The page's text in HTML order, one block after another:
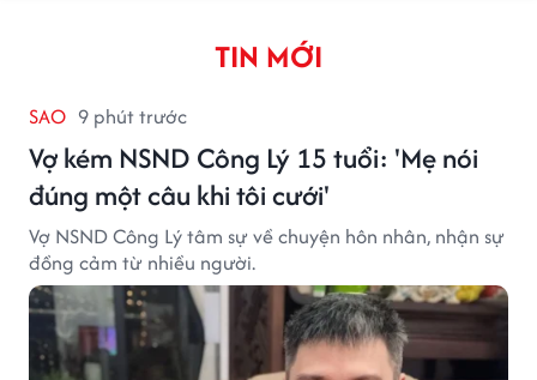
TIN MỚI
SAO 9 phút trước
Vợ kém NSND Công Lý 15 tuổi: 'Mẹ nói
đúng một câu khi tôi cưới'
Vợ NSND Công Lý tâm sự về chuyện hôn nhân, nhận sự
đồng cảm từ nhiều người.